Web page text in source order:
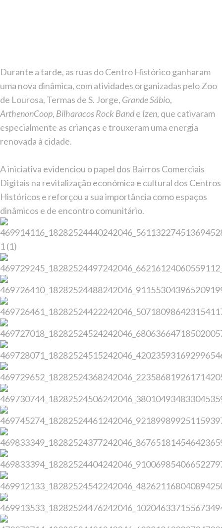
Durante a tarde, as ruas do Centro Histórico ganharam
uma nova dinâmica, com atividades organizadas pelo Zoo
de Lourosa, Termas de S. Jorge, Grande Sábio,
ArthenonCoop, Bilharacos Rock Bande Izen, que cativaram
especialmente as crianças e trouxeram uma energia
renovada à cidade.
A iniciativa evidenciou o papel dos Bairros Comerciais
Digitais na revitalização económica e cultural dos Centros
Históricos e reforçou a sua importância como espaços
dinâmicos e de encontro comunitário.